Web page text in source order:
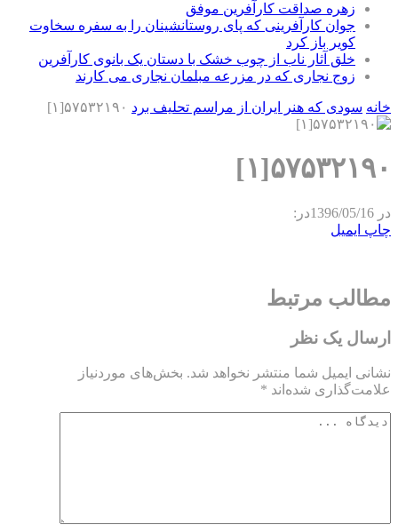
زهره صداقت کارآفرین موفق
جوان کارآفرینی که پای روستانشینان را به سفره سخاوت
کویر باز کرد
خلق آثار ناب از چوب خشک با دستان یک بانوی کارآفرین
زوج نجاری که در مزرعه مبلمان نجاری می کارند
خانه سودی که هنر ایران از مراسم تحلیف برد ۵۷۵۳۲۱۹۰[۱]
۵۷۵۳۲۱۹۰[۱]
در 1396/05/16در:
چاپ ایمیل
مطالب مرتبط
ارسال یک نظر
نشانی ایمیل شما منتشر نخواهد شد. بخش‌های موردنیاز
علامت‌گذاری شده‌اند *